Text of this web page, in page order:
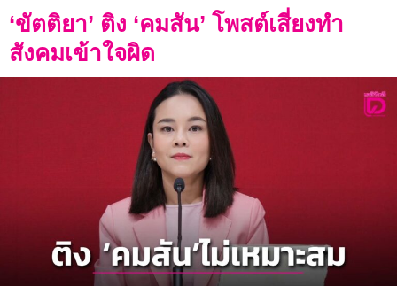
‘ขัตติยา’ ติง ‘คมสัน’ โพสต์เสี่ยงทำ
สังคมเข้าใจผิด